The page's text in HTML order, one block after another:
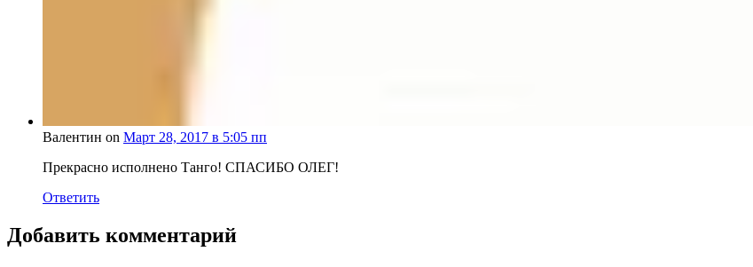
Валентин on Март 28, 2017 в 5:05 пп
Прекрасно исполнено Танго! СПАСИБО ОЛЕГ!
Ответить
Добавить комментарий